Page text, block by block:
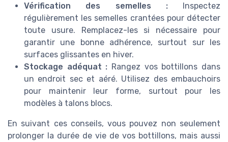
Vérification des semelles :Inspectez
régulièrement les semelles crantées pour détecter
toute usure. Remplacez-les si nécessaire pour
garantir une bonne adhérence, surtout sur les
surfaces glissantes en hiver.
Stockage adéquat : Rangez vos bottillons dans
un endroit sec et aéré. Utilisez des embauchoirs
pour maintenir leur forme, surtout pour les
modèles à talons blocs.
En suivant ces conseils, vous pouvez non seulement
prolonger la durée de vie de vos bottillons, mais aussi